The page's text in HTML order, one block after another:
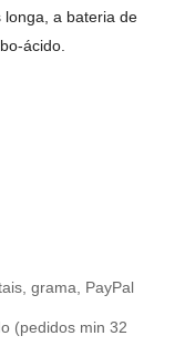
longa, a bateria de
ácido.
grama, PayPal
(pedidos min 32